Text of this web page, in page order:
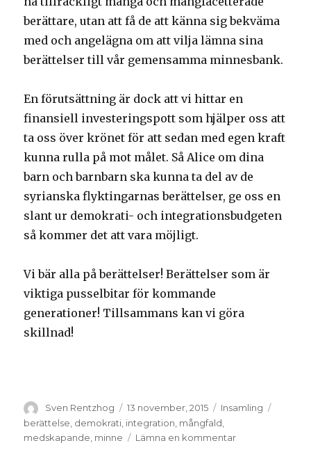
berättare, utan att få de att känna sig bekväma
med och angelägna om att vilja lämna sina
berättelser till vår gemensamma minnesbank.
En förutsättning är dock att vi hittar en
finansiell investeringspott som hjälper oss att
ta oss över krönet för att sedan med egen kraft
kunna rulla på mot målet. Så Alice om dina
barn och barnbarn ska kunna ta del av de
syrianska flyktingarnas berättelser, ge oss en
slant ur demokrati- och integrationsbudgeten
så kommer det att vara möjligt.
Vi bär alla på berättelser! Berättelser som är
viktiga pusselbitar för kommande
generationer! Tillsammans kan vi göra
skillnad!
Författare
Sven Rentzhog Postat
13 november, 2015 Kategorier
Insamling
berättelse demokrati integration mångfald
medskapande minne Lämna en kommentar